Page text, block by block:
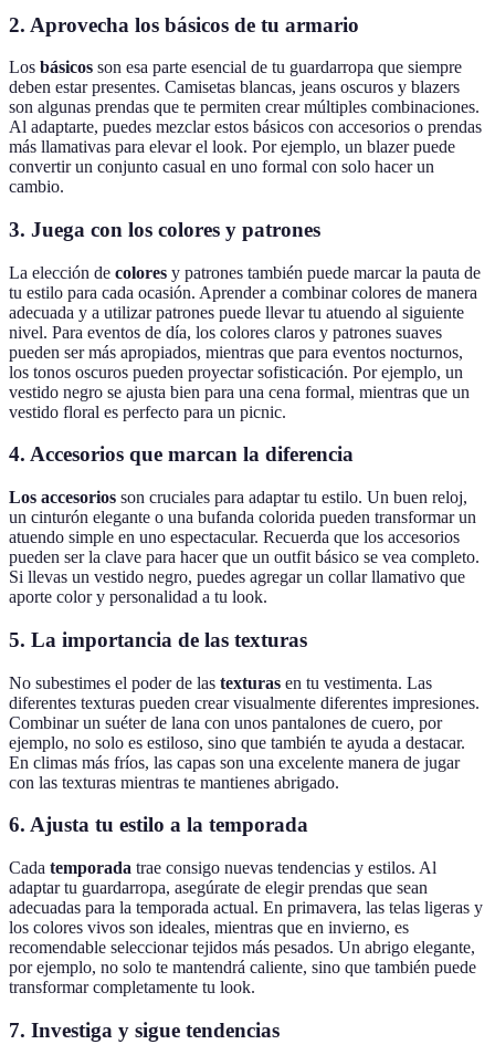
2. Aprovecha los básicos de tu armario
Los básicos son esa parte esencial de tu guardarropa que siempre
deben estar presentes. Camisetas blancas, jeans oscuros y blazers
son algunas prendas que te permiten crear múltiples combinaciones.
Al adaptarte, puedes mezclar estos básicos con accesorios o prendas
más llamativas para elevar el look. Por ejemplo, un blazer puede
convertir un conjunto casual en uno formal con solo hacer un
cambio.
3. Juega con los colores y patrones
La elección de colores y patrones también puede marcar la pauta de
tu estilo para cada ocasión. Aprender a combinar colores de manera
adecuada y a utilizar patrones puede llevar tu atuendo al siguiente
nivel. Para eventos de día, los colores claros y patrones suaves
pueden ser más apropiados, mientras que para eventos nocturnos,
los tonos oscuros pueden proyectar sofisticación. Por ejemplo, un
vestido negro se ajusta bien para una cena formal, mientras que un
vestido floral es perfecto para un picnic.
4. Accesorios que marcan la diferencia
Los accesorios son cruciales para adaptar tu estilo. Un buen reloj,
un cinturón elegante o una bufanda colorida pueden transformar un
atuendo simple en uno espectacular. Recuerda que los accesorios
pueden ser la clave para hacer que un outfit básico se vea completo.
Si llevas un vestido negro, puedes agregar un collar llamativo que
aporte color y personalidad a tu look.
5. La importancia de las texturas
No subestimes el poder de las texturas en tu vestimenta. Las
diferentes texturas pueden crear visualmente diferentes impresiones.
Combinar un suéter de lana con unos pantalones de cuero, por
ejemplo, no solo es estiloso, sino que también te ayuda a destacar.
En climas más fríos, las capas son una excelente manera de jugar
con las texturas mientras te mantienes abrigado.
6. Ajusta tu estilo a la temporada
Cada temporada trae consigo nuevas tendencias y estilos. Al
adaptar tu guardarropa, asegúrate de elegir prendas que sean
adecuadas para la temporada actual. En primavera, las telas ligeras y
los colores vivos son ideales, mientras que en invierno, es
recomendable seleccionar tejidos más pesados. Un abrigo elegante,
por ejemplo, no solo te mantendrá caliente, sino que también puede
transformar completamente tu look.
7. Investiga y sigue tendencias